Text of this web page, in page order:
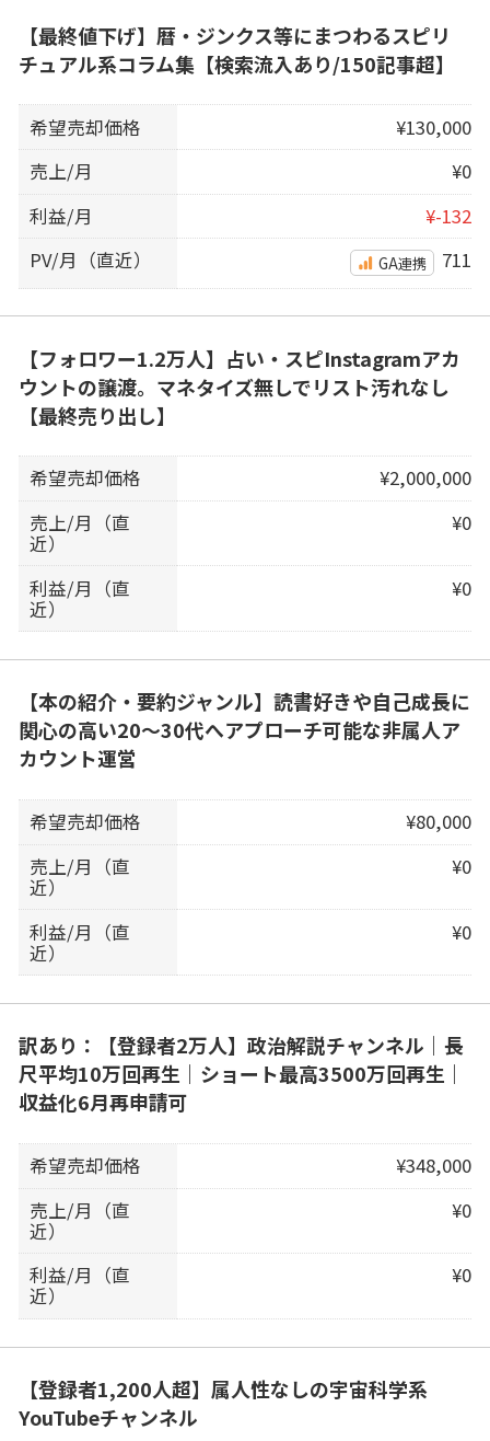
【最終値下げ】暦・ジンクス等にまつわるスピリ
チュアル系コラム集【検索流入あり/150記事超】
希望売却価格
¥130,000
売上/月
¥0
利益/月
¥-132
PV/月（直近）
GA連携 711
【フォロワー1.2万人】占い・スピInstagramアカ
ウントの譲渡。マネタイズ無しでリスト汚れなし
【最終売り出し】
希望売却価格
¥2,000,000
売上/月（直
近）
¥0
利益/月（直
近）
¥0
【本の紹介・要約ジャンル】読書好きや自己成長に
関心の高い20〜30代へアプローチ可能な非属人ア
カウント運営
希望売却価格
¥80,000
売上/月（直
近）
¥0
利益/月（直
近）
¥0
訳あり：【登録者2万人】政治解説チャンネル｜長
尺平均10万回再生｜ショート最高3500万回再生｜
収益化6月再申請可
希望売却価格
¥348,000
売上/月（直
近）
¥0
利益/月（直
近）
¥0
【登録者1,200人超】属人性なしの宇宙科学系
YouTubeチャンネル